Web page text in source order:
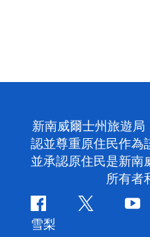
新南威爾士州旅遊
認並尊重原住民作為
並承認原住民是新南
所有者
Facebook嘰
雪梨